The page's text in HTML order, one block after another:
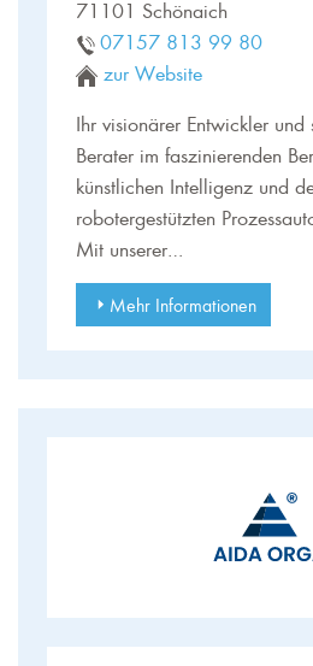
Ihr visionärer Entwickler und
Berater im faszinierenden
künstlichen Intelligenz und
robotergestützten
Mit unserer…
Mehr Informationen
71101 Schönaich
07157 813 99 80
zur Website